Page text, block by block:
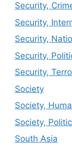
Security,
Security,
Security,
Security,
Security,
Society
Society,
Society,
South Asia